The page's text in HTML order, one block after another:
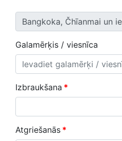
Galamērķis / viesnīca
Izbraukšana *
Atgriešanās *